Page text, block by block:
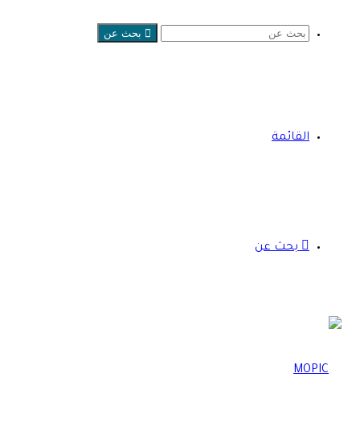
بحث عن
القائمة
بحث عن